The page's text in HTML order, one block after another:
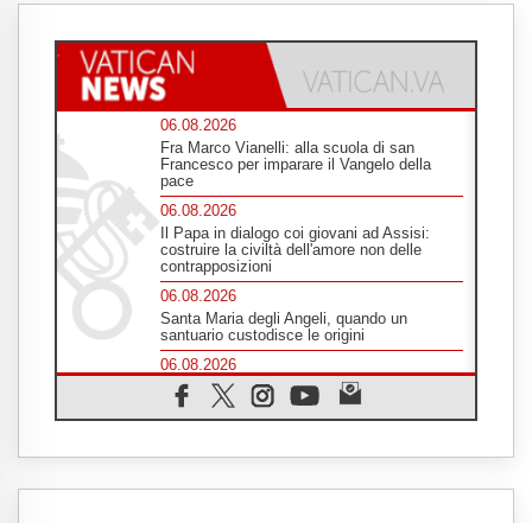
06.08.2026
Fra Marco Vianelli: alla scuola di san
Francesco per imparare il Vangelo della
pace
06.08.2026
Il Papa in dialogo coi giovani ad Assisi:
costruire la civiltà dell'amore non delle
contrapposizioni
06.08.2026
Santa Maria degli Angeli, quando un
santuario custodisce le origini
06.08.2026
Libano, colloqui di Roma sospesi tra nuove
tensioni e raid nel sud
Medio Oriente, intesa tra Iran e Oman sullo